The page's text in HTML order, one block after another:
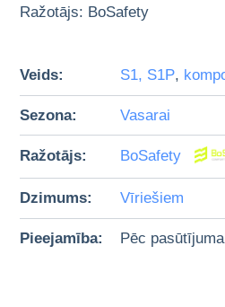
Ražotājs: BoSafety
Veids: S1, S1P,
Sezona: Vasarai
Ražotājs: BoSafety
Dzimums: Vīriešiem
Pieejamība: Pēc